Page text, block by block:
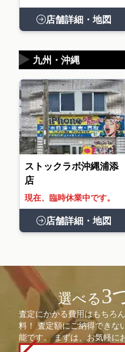
店舗詳細・地図
九州・沖縄
▶
ストックラボ沖縄浦添
店
現在、臨時休業中です。
店舗詳細・地図
選べる3
査定にかかる費用はもちろ
料！ 査定額にご納得できな
能です。 まずは、お気軽に